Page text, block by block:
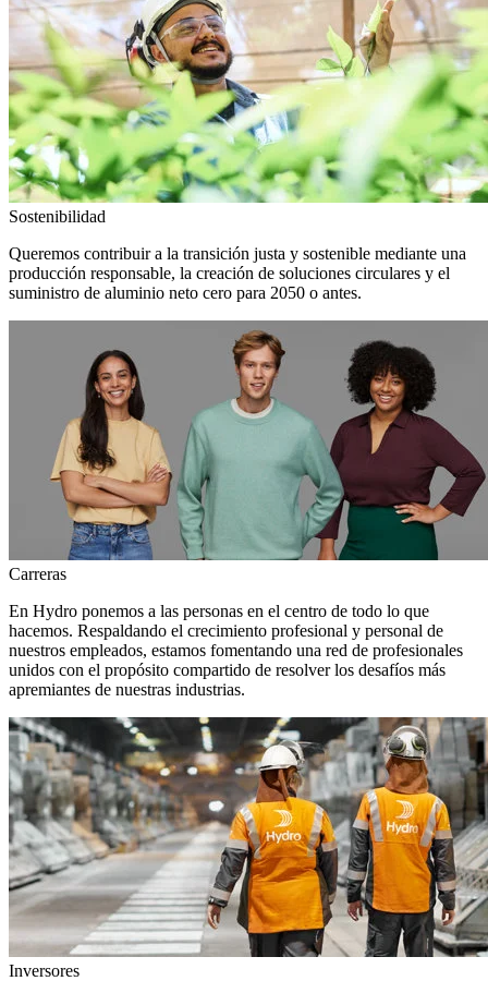
Sostenibilidad
Queremos contribuir a la transición justa y sostenible mediante una
producción responsable, la creación de soluciones circulares y el
suministro de aluminio neto cero para 2050 o antes.
Carreras
En Hydro ponemos a las personas en el centro de todo lo que
hacemos. Respaldando el crecimiento profesional y personal de
nuestros empleados, estamos fomentando una red de profesionales
unidos con el propósito compartido de resolver los desafíos más
apremiantes de nuestras industrias.
Inversores